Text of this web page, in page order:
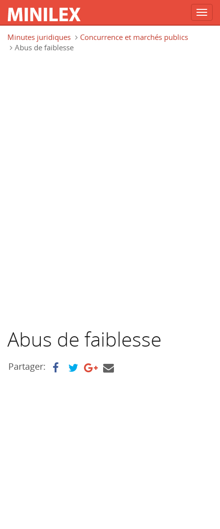
Minutes juridiques
Concurrence et marchés publics
Abus de faiblesse
Abus de faiblesse
Partager: